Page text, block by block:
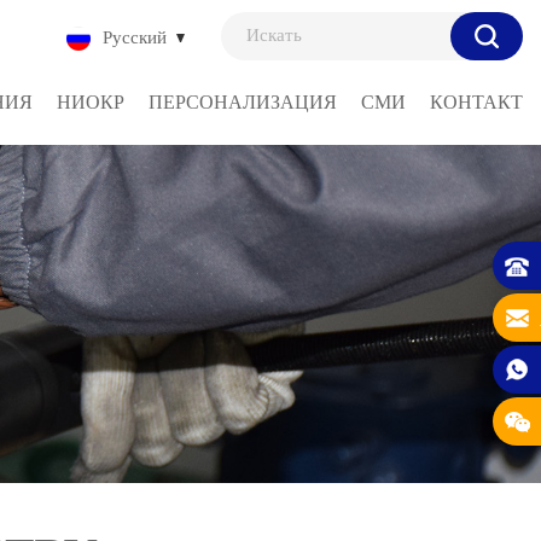
Русский
НИОКР ПЕРСОНАЛИЗАЦИЯ СМИ КОНТАКТ